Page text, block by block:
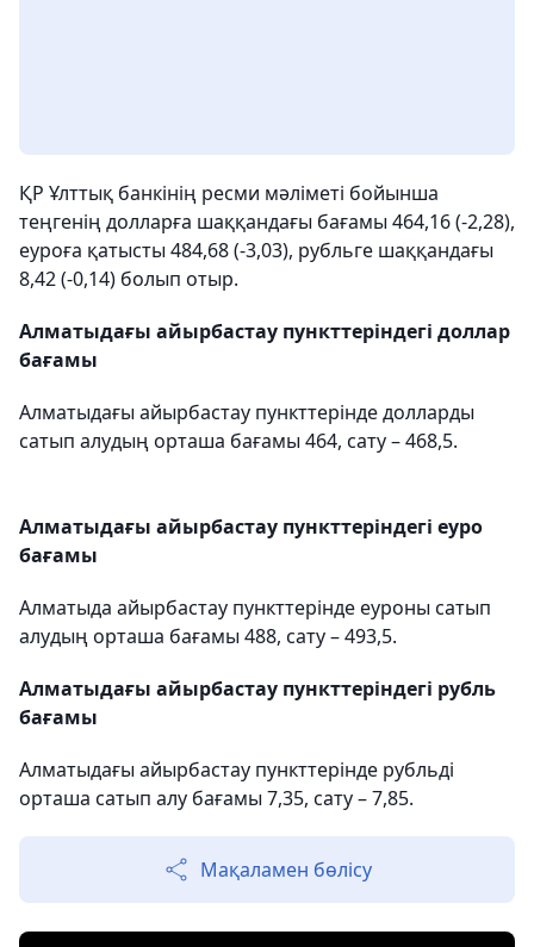
ҚР Ұлттық банкінің ресми мәліметі бойынша
теңгенің долларға шаққандағы бағамы 464,16 (-2,28),
еуроға қатысты 484,68 (-3,03), рубльге шаққандағы
8,42 (-0,14) болып отыр.
Алматыдағы айырбастау пункттеріндегі доллар
бағамы
Алматыдағы айырбастау пункттерінде долларды
сатып алудың орташа бағамы 464, сату – 468,5.
Алматыдағы айырбастау пункттеріндегі еуро
бағамы
Алматыда айырбастау пункттерінде еуроны сатып
алудың орташа бағамы 488, сату – 493,5.
Алматыдағы айырбастау пункттеріндегі рубль
бағамы
Алматыдағы айырбастау пункттерінде рубльді
орташа сатып алу бағамы 7,35, сату – 7,85.
Мақаламен бөлісу